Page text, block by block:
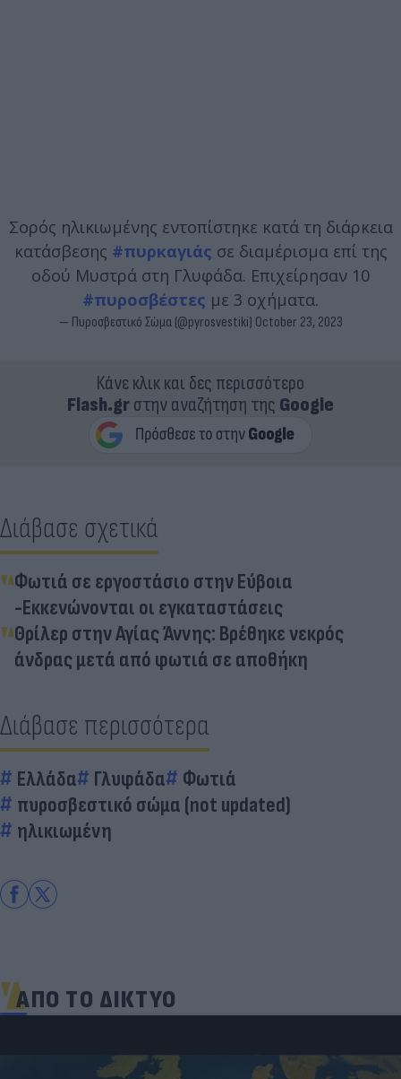
Σορός ηλικιωμένης εντοπίστηκε κατά τη διάρκεια
κατάσβεσης #πυρκαγιάς σε διαμέρισμα επί της
οδού Μυστρά στη Γλυφάδα. Επιχείρησαν 10
#πυροσβέστες με 3 οχήματα.
— Πυροσβεστικό Σώμα (@pyrosvestiki) October 23, 2023
Κάνε κλικ και δες περισσότερο
Flash.grστην αναζήτηση της Google
Διάβασε σχετικά
Φωτιά σε εργοστάσιο στην Εύβοια
-Εκκενώνονται οι εγκαταστάσεις
Θρίλερ στην Αγίας Άννης: Βρέθηκε νεκρός
άνδρας μετά από φωτιά σε αποθήκη
Διάβασε περισσότερα
Ελλάδα Γλυφάδα
Φωτιά
πυροσβεστικό σώμα (not updated)
ηλικιωμένη
ΑΠΟ ΤΟ ΔΙΚΤΥΟ